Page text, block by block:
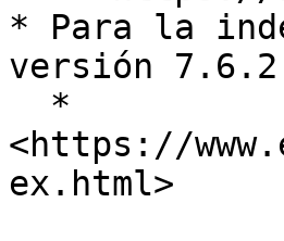
* Para la
versión 7.6.2
<https://
ex.html>